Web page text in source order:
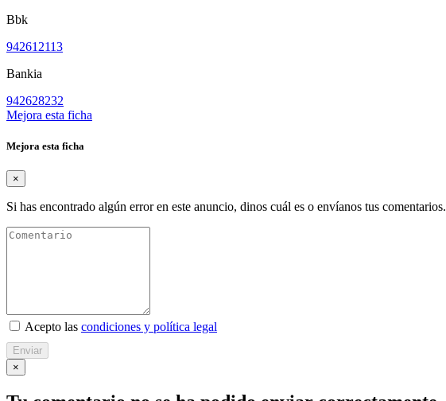
Bbk
942612113
Bankia
942628232
Mejora esta ficha
Mejora esta ficha
×
Si has encontrado algún error en este anuncio, dinos cuál es o envíanos tus comentarios.
Acepto las condiciones y política legal
Enviar
×